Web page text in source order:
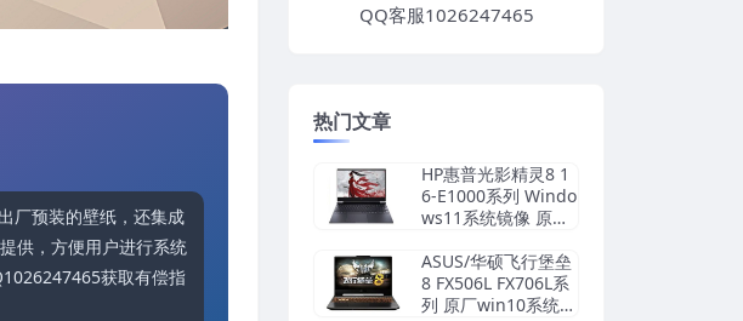
厂预装的壁纸，还集成
供，方便用户进行系统
获取有偿指
QQ客服1026247465
热门文章
HP惠普光影精灵8 1
6-E1000系列 Windo
ws11系统镜像 原厂
ASUS/华硕飞行堡垒
8 FX506L FX706L系
列 原厂win10系统